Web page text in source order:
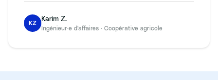
KZ
Karim Z.
Ingénieur·e d'affaires · Coopérative agricole